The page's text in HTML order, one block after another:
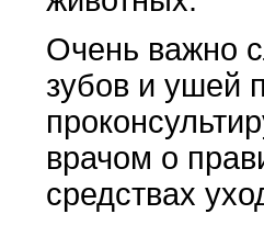
Очень важно
зубов и ушей
врачом о
средствах